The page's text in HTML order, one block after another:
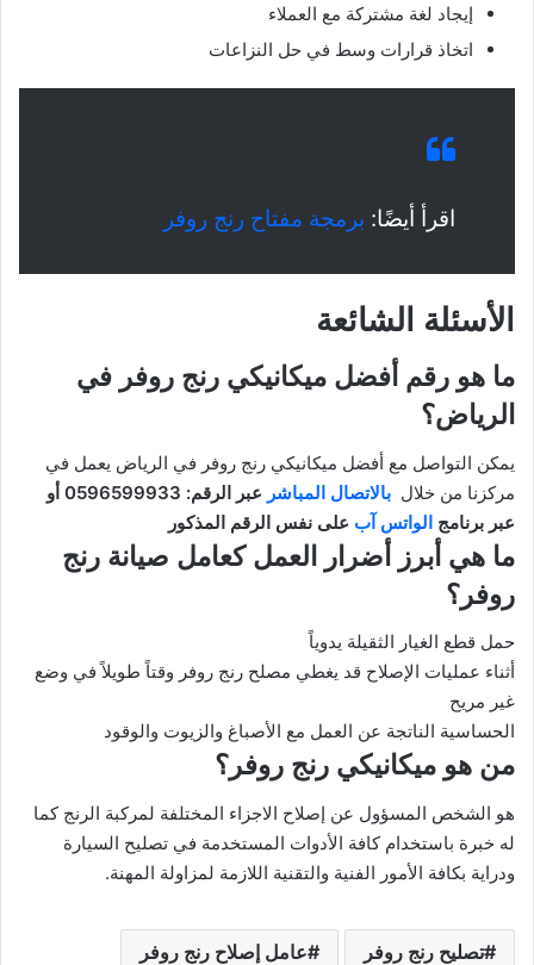
إيجاد لغة مشتركة مع العملاء
اتخاذ قرارات وسط في حل النزاعات
اقرأ أيضًا: برمجة مفتاح رنج روفر
الأسئلة الشائعة
ما هو رقم أفضل ميكانيكي رنج روفر في
الرياض؟
يمكن التواصل مع أفضل ميكانيكي رنج روفر في الرياض يعمل في
مركزنا من خلال بالاتصال المباشر
عبر الرقم: 0596599933 أو
عبر برنامج الواتس آب على نفس الرقم المذكور
ما هي أبرز أضرار العمل كعامل صيانة رنج
روفر؟
حمل قطع الغيار الثقيلة يدوياً
أثناء عمليات الإصلاح قد يغطي مصلح رنج روفر وقتاً طويلاً في وضع
غير مريح
الحساسية الناتجة عن العمل مع الأصباغ والزيوت والوقود
من هو ميكانيكي رنج روفر؟
هو الشخص المسؤول عن إصلاح الاجزاء المختلفة لمركبة الرنج كما
له خبرة باستخدام كافة الأدوات المستخدمة في تصليح السيارة
ودراية بكافة الأمور الفنية والتقنية اللازمة لمزاولة المهنة.
تصليح رنج روفر عامل إصلاح رنج روفر